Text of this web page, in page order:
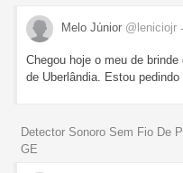
Melo Júnior @leniciojr
Chegou hoje o meu de
de Uberlândia. Estou pedindo
Detector Sonoro Sem Fio De
GE